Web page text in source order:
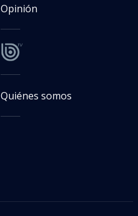
Opinión
Quiénes somos